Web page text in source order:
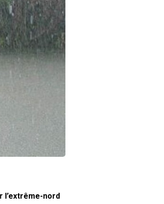
l’extrême-nord